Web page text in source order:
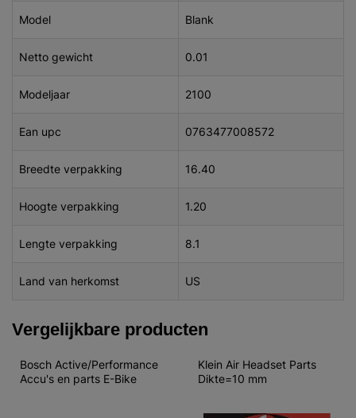
Model Blank
Netto gewicht 0.01
Modeljaar 2100
Ean upc 0763477008572
Breedte verpakking 16.40
Hoogte verpakking 1.20
Lengte verpakking 8.1
Land van herkomst US
Vergelijkbare producten
Bosch Active/Performance
Accu's en parts E-Bike
Klein Air Headset Parts
Dikte=10 mm